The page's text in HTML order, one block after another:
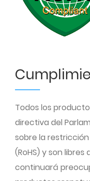
Todos los
directiva del
sobre la
(RoHS) y son libres
continuará